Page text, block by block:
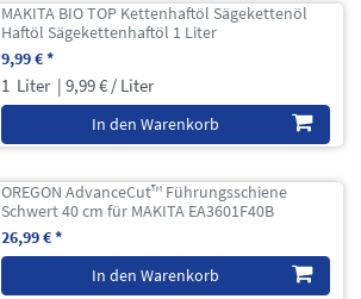
MAKITA BIO TOP Kettenhaftöl Sägekettenöl
Haftöl Sägekettenhaftöl 1 Liter
9,99 € *
1 Liter | 9,99 € / Liter
In den Warenkorb
OREGON AdvanceCut™ Führungsschiene
Schwert 40 cm für MAKITA EA3601F40B
26,99 € *
In den Warenkorb